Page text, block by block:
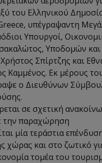
του Ελληνικού
υπέγραψαντη
Υπουργοί,
Υποδομών και
Σπίρτζης και
Καμμένος. Εκ μέρους το
ο Διευθύνων
σε σχετική
την παραχώρηση
μία τεράστια
χώρας και στο ζωτικό
τομέα του